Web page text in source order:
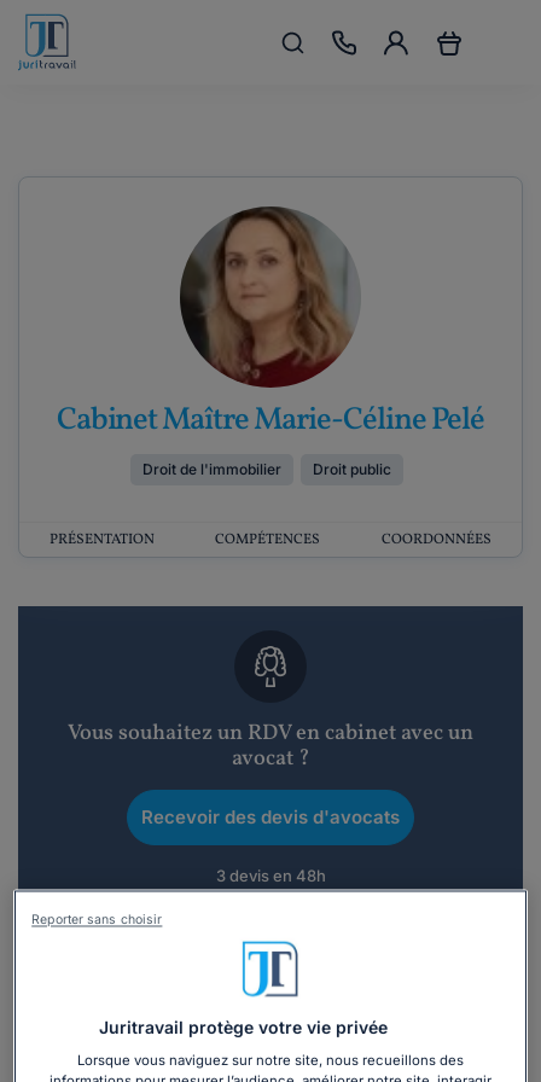
Cabinet Maître Marie-Céline Pelé
Droit de l'immobilier Droit public
PRÉSENTATION COMPÉTENCES COORDONNÉES
Vous souhaitez un RDV en cabinet avec un
avocat ?
Recevoir des devis d'avocats
3 devis en 48h
Vous souhaitez une consultation par
téléphone ?
Juritravail protège votre vie privée
Lorsque vous naviguez sur notre site, nous recueillons des
Reporter sans choisir